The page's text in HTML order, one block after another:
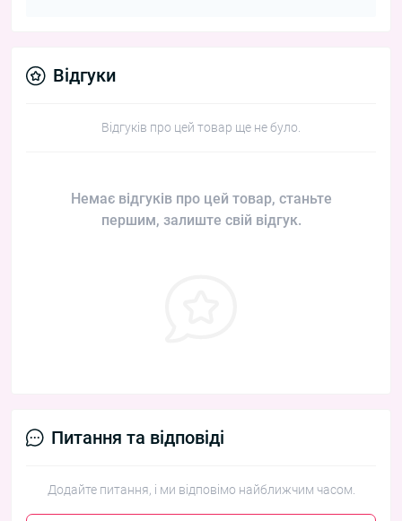
Відгуки
Відгуків про цей товар ще не було.
Немає відгуків про цей товар, станьте
першим, залиште свій відгук.
Питання та відповіді
Додайте питання, і ми відповімо найближчим часом.